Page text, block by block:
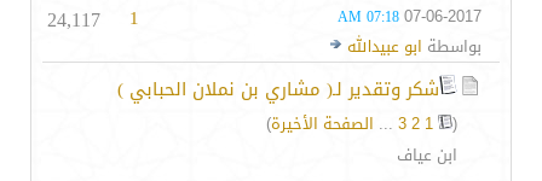
07-06-2017
07:18 AM
بواسطة ابو عبيدالله
1
24,117
شكر وتقدير لـ( مشاري بن نملان الحبابي )
(
1
2
3
... الصفحة الأخيرة)
ابن عياف